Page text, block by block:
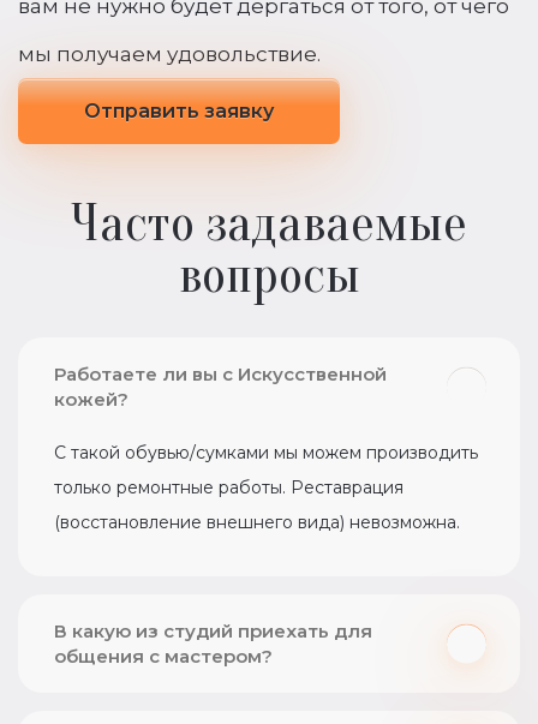
вам не нужно будет дергаться от того, от чего
мы получаем удовольствие.
Отправить заявку
Часто задаваемые
вопросы
Работаете ли вы с Искусственной
кожей?
С такой обувью/сумками мы можем производить
только ремонтные работы. Реставрация
(восстановление внешнего вида) невозможна.
В какую из студий приехать для
общения с мастером?